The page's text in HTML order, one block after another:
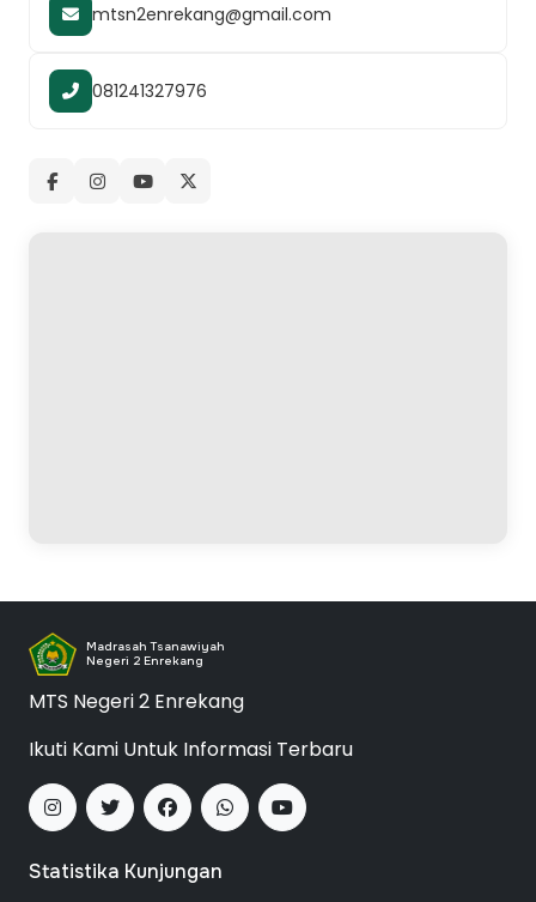
mtsn2enrekang@gmail.com
081241327976
Madrasah Tsanawiyah
Negeri 2 Enrekang
MTS Negeri 2 Enrekang
Ikuti Kami Untuk Informasi Terbaru
Statistika Kunjungan